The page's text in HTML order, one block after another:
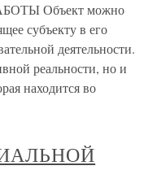
Объект можно
субъекту в его
деятельности.
реальности, но и
находится во